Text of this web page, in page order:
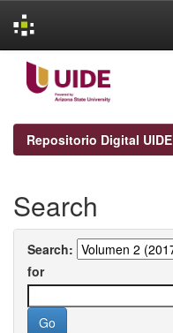
navigation
Repositorio Digital UIDE
Search
Search:
for